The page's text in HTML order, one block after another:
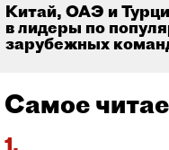
Китай, ОАЭ и
в лидеры по
зарубежных
Самое
1.